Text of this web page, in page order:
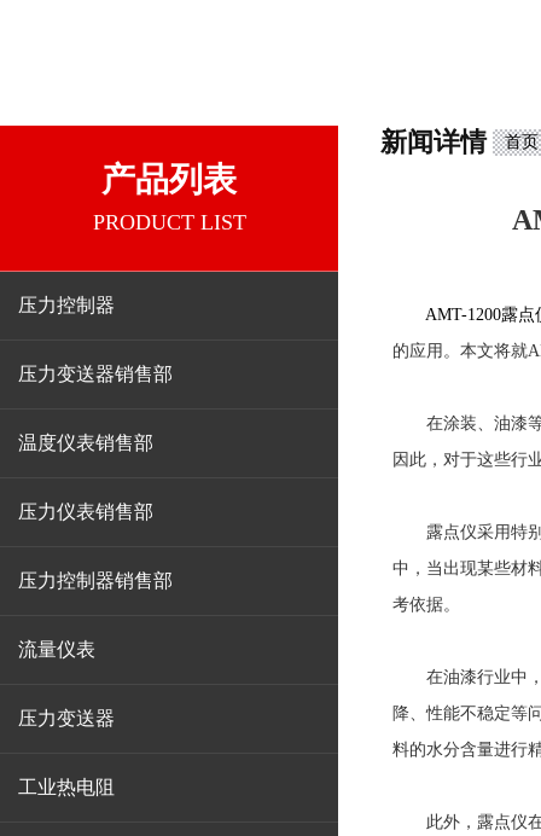
产品列表
PRODUCT LIST
压力控制器
压力变送器销售部
温度仪表销售部
压力仪表销售部
压力控制器销售部
流量仪表
压力变送器
工业热电阻
新闻详情 首页
AMT-1200露点
的应用。本文将就
在涂装、油漆等
因此，对于这些行
露点仪采用特别
中，当出现某些材
考依据。
在油漆行业中，
降、性能不稳定等
料的水分含量进行
此外，露点仪在